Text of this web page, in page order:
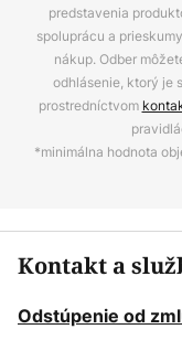
predstavenia
spoluprácu a
nákup. Odber
odhlásenie, ktorý je
prostredníctvom
*minimálna hodnota
Kontakt a
Odstúpenie od